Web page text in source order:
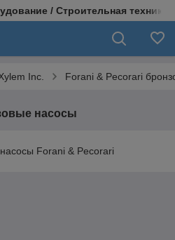
/ Строительная техника
Inc. Forani & Pecorari
насосы
Forani & Pecorari